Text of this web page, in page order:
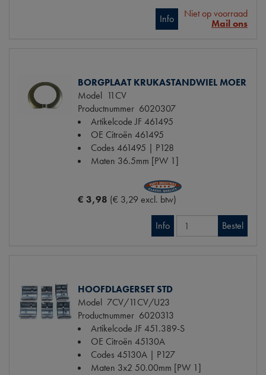
Info
Niet op voorraad
Mail ons
BORGPLAAT KRUKASTANDWIEL MOER
Model 11CV
Productnummer 6020307
Artikelcode JF461495
OE Citroën 461495
Codes 461495 | P128
Maten 36.5mm [PW 1]
€ 3,98 (€ 3,29 excl. btw)
Info Bestel
HOOFDLAGERSET STD
Model 7CV/11CV/U23
Productnummer 6020313
Artikelcode JF451.389-S
OE Citroën 45130A
Codes 45130A | P127
Maten 3x2 50.00mm [PW 1]